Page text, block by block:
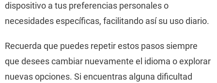
dispositivo a tus preferencias personales o
necesidades específicas, facilitando así su uso diario.
Recuerda que puedes repetir estos pasos siempre
que desees cambiar nuevamente el idioma o explorar
nuevas opciones. Si encuentras alguna dificultad